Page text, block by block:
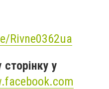
Rivne0362ua
у